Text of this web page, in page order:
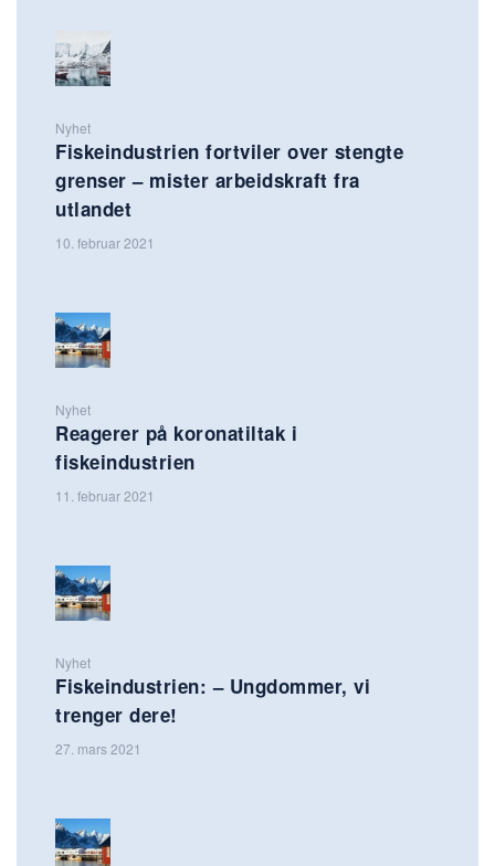
Nyhet
Fiskeindustrien fortviler over stengte
grenser – mister arbeidskraft fra
utlandet
10. februar 2021
Nyhet
Reagerer på koronatiltak i
fiskeindustrien
11. februar 2021
Nyhet
Fiskeindustrien: – Ungdommer, vi
trenger dere!
27. mars 2021